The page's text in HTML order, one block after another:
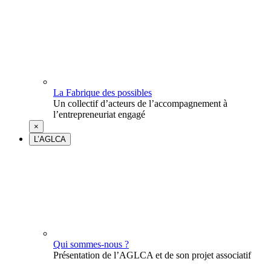
La Fabrique des possibles
Un collectif d’acteurs de l’accompagnement à
l’entrepreneuriat engagé
×
L’AGLCA
Qui sommes-nous ?
Présentation de l’AGLCA et de son projet associatif